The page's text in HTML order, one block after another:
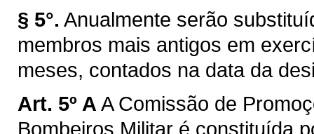
§ 5°. Anualmente serão
membros mais antigos em
meses, contados na data da
Art. 5º A A Comissão de
Bombeiros Militar é constituída